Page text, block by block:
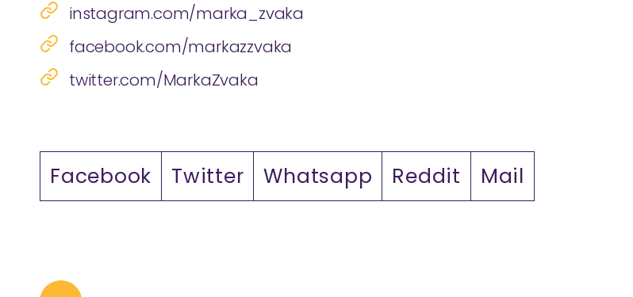
instagram.com/marka_zvaka
facebook.com/markazzvaka
twitter.com/MarkaZvaka
Facebook Twitter Whatsapp Reddit Mail